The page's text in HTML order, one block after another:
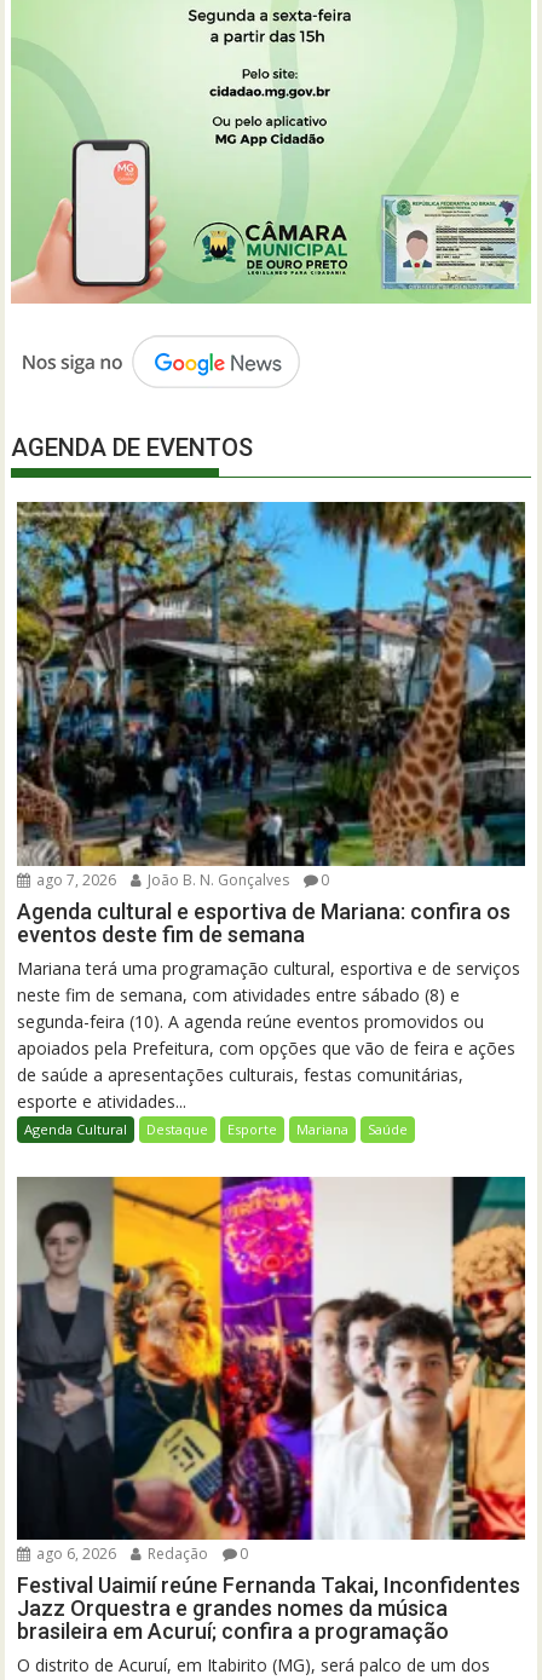
AGENDA DE EVENTOS
ago 7, 2026 João B. N. Gonçalves 0
Agenda cultural e esportiva de Mariana: confira os
eventos deste fim de semana
Mariana terá uma programação cultural, esportiva e de serviços
neste fim de semana, com atividades entre sábado (8) e
segunda-feira (10). A agenda reúne eventos promovidos ou
apoiados pela Prefeitura, com opções que vão de feira e ações
de saúde a apresentações culturais, festas comunitárias,
esporte e atividades...
Agenda Cultural Destaque Esporte Mariana Saúde
ago 6, 2026 Redação 0
Festival Uaimií reúne Fernanda Takai, Inconfidentes
Jazz Orquestra e grandes nomes da música
brasileira em Acuruí; confira a programação
O distrito de Acuruí, em Itabirito (MG), será palco de um dos